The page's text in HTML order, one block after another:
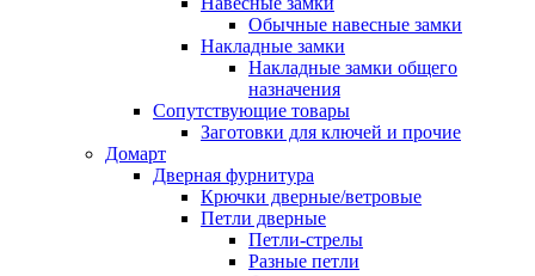
Обычные навесные замки
Накладные замки
Накладные замки общего
назначения
Сопутствующие товары
Заготовки для ключей и прочие
Домарт
Дверная фурнитура
Крючки дверные/ветровые
Петли дверные
Петли-стрелы
Разные петли